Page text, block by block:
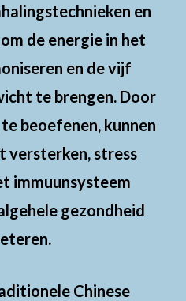
en
de energie in het
en de vijf
te brengen. Door
beoefenen, kunnen
versterken, stress
immuunsysteem
gezondheid
Chinese